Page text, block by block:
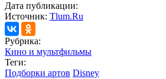
Дата публикации:
Источник: Tlum.Ru
Рубрика:
Кино и мультфильмы
Теги:
Подборки артов Disney